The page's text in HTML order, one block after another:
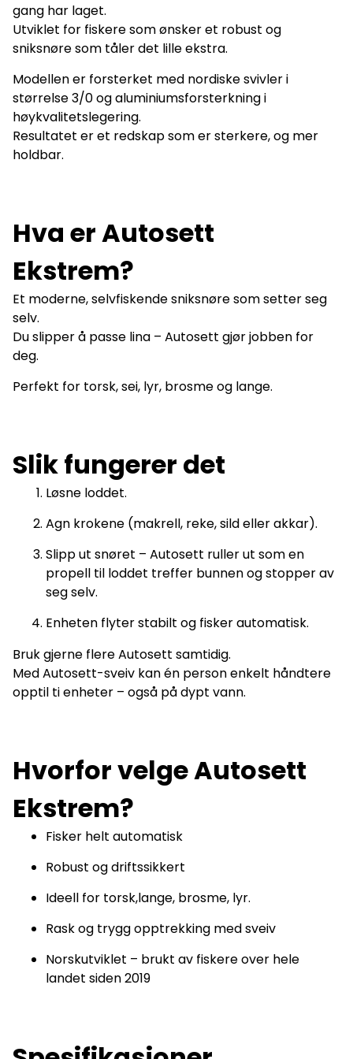
på: YouTube · Facebook · Instagram · TikTok Om produktet
Utviklet og eid av Autosett AS Et norskutviklet
kvalitetsprodukt – en ny generasjon fiskeutstyr som setter
seg selv og fisker av seg selv.
gang har laget.
Utviklet for fiskere som ønsker et robust og
sniksnøre som tåler det lille ekstra.
Modellen er forsterket med nordiske svivler i
størrelse 3/0 og aluminiumsforsterkning i
høykvalitetslegering.
Resultatet er et redskap som er sterkere, og mer
holdbar.
Hva er Autosett
Ekstrem?
Et moderne, selvfiskende sniksnøre som setter seg
selv.
Du slipper å passe lina – Autosett gjør jobben for
deg.
Perfekt for torsk, sei, lyr, brosme og lange.
Slik fungerer det
Løsne loddet.
Agn krokene (makrell, reke, sild eller akkar).
Slipp ut snøret – Autosett ruller ut som en
propell til loddet treffer bunnen og stopper av
seg selv.
Enheten flyter stabilt og fisker automatisk.
Bruk gjerne flere Autosett samtidig.
Med Autosett-sveiv kan én person enkelt håndtere
opptil ti enheter – også på dypt vann.
Hvorfor velge Autosett
Ekstrem?
Fisker helt automatisk
Robust og driftssikkert
Ideell for torsk,lange, brosme, lyr.
Rask og trygg opptrekking med sveiv
Norskutviklet – brukt av fiskere over hele
landet siden 2019